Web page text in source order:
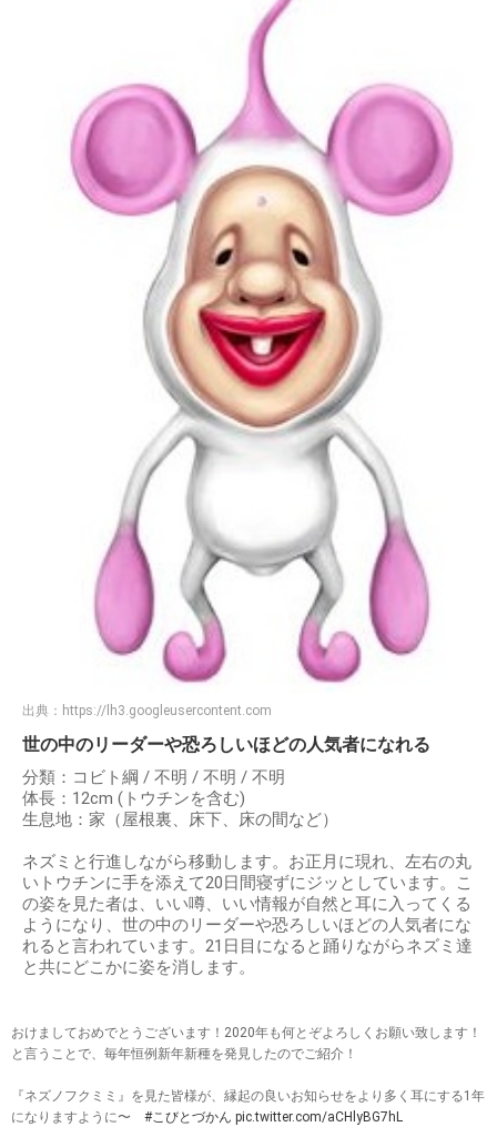
出典： https://lh3.googleusercontent.com
世の中のリーダーや恐ろしいほどの人気者になれる
分類：コビト綱 / 不明 / 不明 / 不明
体長：12cm (トウチンを含む)
生息地：家（屋根裏、床下、床の間など）
ネズミと行進しながら移動します。お正月に現れ、左右の丸
いトウチンに手を添えて20日間寝ずにジッとしています。こ
の姿を見た者は、いい噂、いい情報が自然と耳に入ってくる
ようになり、世の中のリーダーや恐ろしいほどの人気者にな
れると言われています。21日目になると踊りながらネズミ達
と共にどこかに姿を消します。
おけましておめでとうございます！2020年も何とぞよろしくお願い致します！
と言うことで、毎年恒例新年新種を発見したのでご紹介！
『ネズノフクミミ』を見た皆様が、縁起の良いお知らせをより多く耳にする1年
になりますように〜 #こびとづかん pic.twitter.com/aCHlyBG7hL